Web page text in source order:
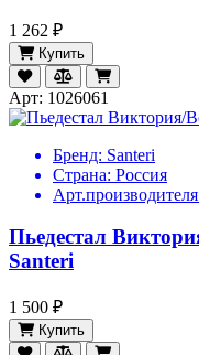
1 262 ₽
Купить
Арт: 1026061
Бренд: Santeri
Страна: Россия
Пьедестал
Santeri
1 500 ₽
Купить